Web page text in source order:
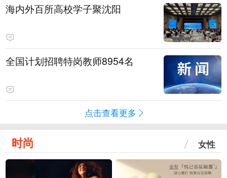
海内外百所高校学子聚沈阳
全国计划招聘特岗教师8954名
点击查看更多
时尚 女性